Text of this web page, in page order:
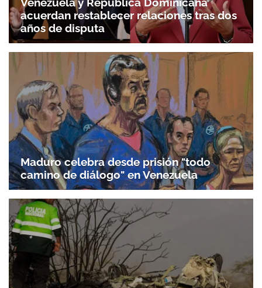
acuerdan restablecer relaciones tras dos
años de disputa
Maduro celebra desde prisión "todo
camino de diálogo" en Venezuela